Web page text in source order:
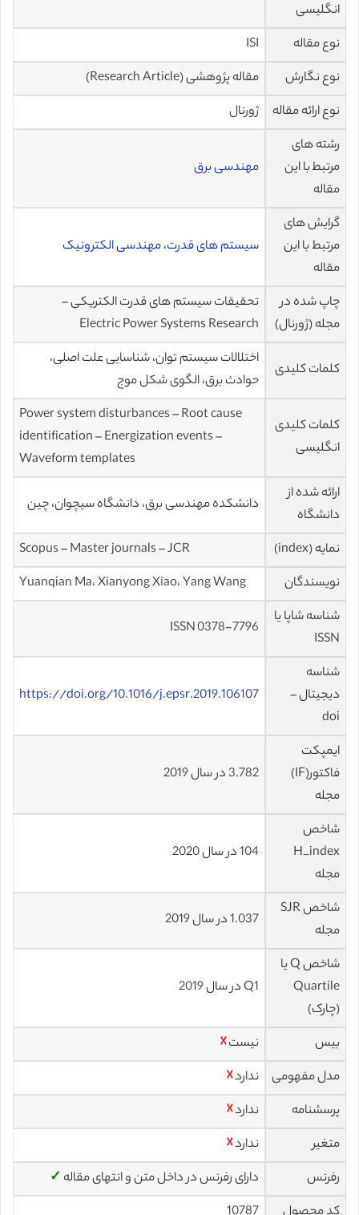
انگلیسی
نوع مقاله
ISI
نوع نگارش
مقاله پژوهشی (Research Article)
نوع ارائه مقاله
ژورنال
رشته های
مرتبط با این
مقاله
مهندسی برق
گرایش های
مرتبط با این
مقاله
سیستم های قدرت،مهندسی الکترونیک
چاپ شده در
مجله (ژورنال)
تحقیقات سیستم های قدرت الکتریکی –
Electric Power Systems Research
کلمات کلیدی
اختلالات سیستم توان، شناسایی علت اصلی،
حوادث برق، الگوی شکل موج
کلمات کلیدی
انگلیسی
Power system disturbances – Root cause
identification – Energization events –
Waveform templates
ارائه شده از
دانشگاه
دانشکده مهندسی برق، دانشگاه سیچوان، چین
نمایه (index)
Scopus – Master journals – JCR
نویسندگان
Yuanqian Ma، Xianyong Xiao، Yang Wang
شناسه شاپا یا
ISSN
ISSN 0378-7796
شناسه
دیجیتال –
doi
https://doi.org/10.1016/j.epsr.2019.106107
ایمپکت
فاکتور(IF)
مجله
3.782 در سال 2019
شاخص
H_index
مجله
104 در سال 2020
شاخص SJR
مجله
1.037 در سال 2019
شاخص Q یا
Quartile
(چارک)
Q1 در سال 2019
بیس نیست☓
مدل مفهومی
ندارد☓
پرسشنامه
ندارد☓
متغیر
ندارد☓
رفرنس
دارای رفرنس در داخل متن و انتهای مقاله ✓